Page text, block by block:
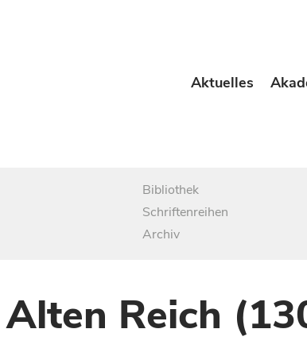
Aktuelles
Bibliothek
Schriftenreihen
Archiv
Reich